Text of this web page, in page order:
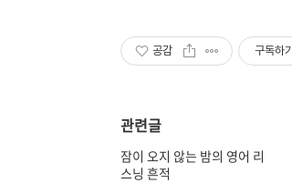
공감 구독하기
관련글
잠이 오지 않는 밤의 영어 리
스닝 흔적